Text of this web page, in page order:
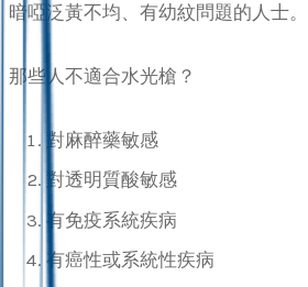
暗啞泛黃不均、有幼紋問題的人士。
那些人不適合水光槍？
對麻醉藥敏感
對透明質酸敏感
有免疫系統疾病
有癌性或系統性疾病